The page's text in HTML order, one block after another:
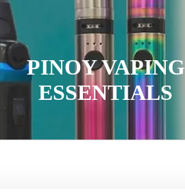
PINOY VAPING
ESSENTIALS